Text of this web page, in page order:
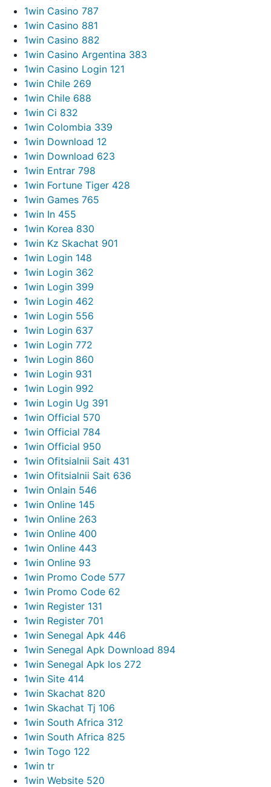
1win Casino 787
1win Casino 881
1win Casino 882
1win Casino Argentina 383
1win Casino Login 121
1win Chile 269
1win Chile 688
1win Ci 832
1win Colombia 339
1win Download 12
1win Download 623
1win Entrar 798
1win Fortune Tiger 428
1win Games 765
1win In 455
1win Korea 830
1win Kz Skachat 901
1win Login 148
1win Login 362
1win Login 399
1win Login 462
1win Login 556
1win Login 637
1win Login 772
1win Login 860
1win Login 931
1win Login 992
1win Login Ug 391
1win Official 570
1win Official 784
1win Official 950
1win Ofitsialnii Sait 431
1win Ofitsialnii Sait 636
1win Onlain 546
1win Online 145
1win Online 263
1win Online 400
1win Online 443
1win Online 93
1win Promo Code 577
1win Promo Code 62
1win Register 131
1win Register 701
1win Senegal Apk 446
1win Senegal Apk Download 894
1win Senegal Apk Ios 272
1win Site 414
1win Skachat 820
1win Skachat Tj 106
1win South Africa 312
1win South Africa 825
1win Togo 122
1win tr
1win Website 520